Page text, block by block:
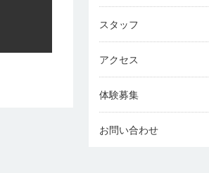
スタッフ
アクセス
体験募集
お問い合わせ